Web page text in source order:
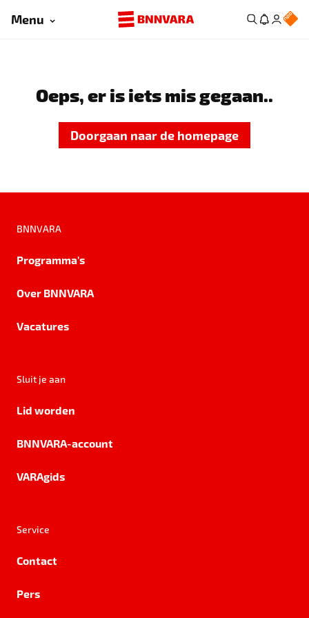
Menu
Oeps, er is iets mis gegaan..
Doorgaan naar de homepage
BNNVARA
Programma's
Over BNNVARA
Vacatures
Sluit je aan
Lid worden
BNNVARA-account
VARAgids
Service
Contact
Pers